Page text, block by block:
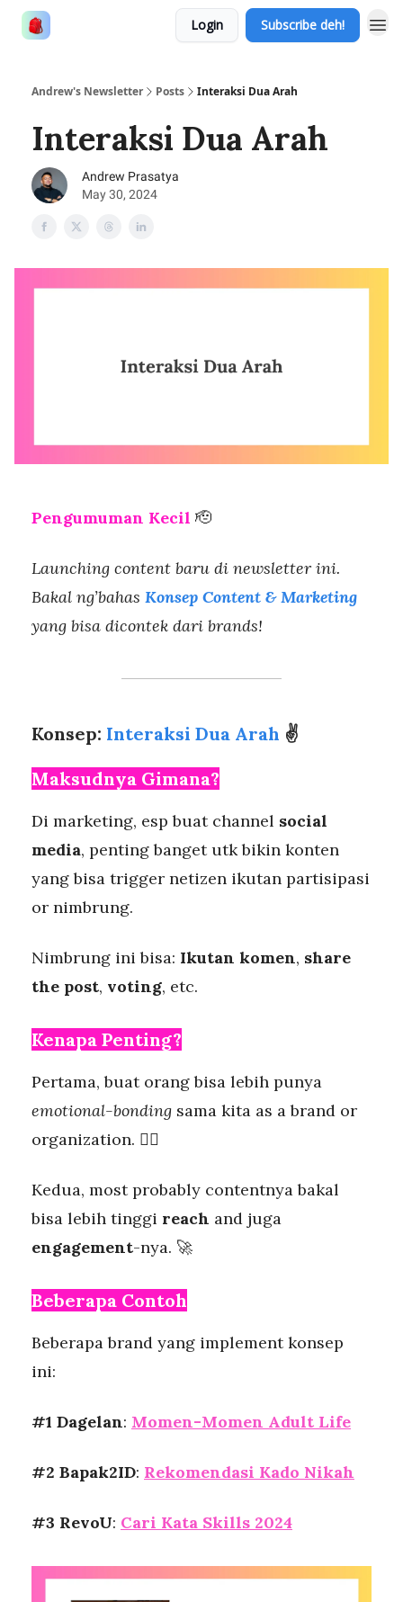
Login Subscribe deh!
Andrew's Newsletter Posts Interaksi Dua Arah
Interaksi Dua Arah
Andrew Prasatya
May 30, 2024
Pengumuman Kecil 🫡
Launching content baru di newsletter ini.
Bakal ng’bahas Konsep Content & Marketing
yang bisa dicontek dari brands!
Konsep: Interaksi Dua Arah ✌️
Maksudnya Gimana?
Di marketing, esp buat channel social
media, penting banget utk bikin konten
yang bisa trigger netizen ikutan partisipasi
or nimbrung.
Nimbrung ini bisa: Ikutan komen, share
the post, voting, etc.
Kenapa Penting?
Pertama, buat orang bisa lebih punya
emotional-bonding sama kita as a brand or
organization. ❤️‍🔥
Kedua, most probably contentnya bakal
bisa lebih tinggi reach and juga
engagement-nya. 🚀
Beberapa Contoh
Beberapa brand yang implement konsep
ini:
#1 Dagelan: Momen-Momen Adult Life
#2 Bapak2ID: Rekomendasi Kado Nikah
#3 RevoU: Cari Kata Skills 2024